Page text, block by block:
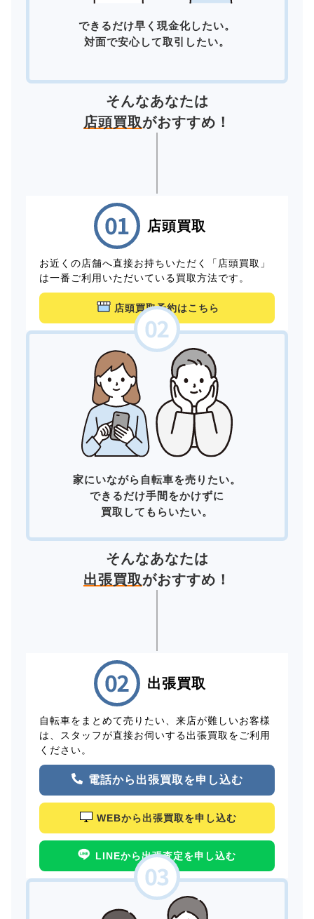
できるだけ早く現金化したい。
対面で安心して取引したい。
そんなあなたは
店頭買取がおすすめ！
店頭買取
お近くの店舗へ直接お持ちいただく「店頭買取」
は一番ご利用いただいている買取方法です。
店頭買取予約はこちら
家にいながら自転車を売りたい。
できるだけ手間をかけずに
買取してもらいたい。
そんなあなたは
出張買取がおすすめ！
出張買取
自転車をまとめて売りたい、来店が難しいお客様
は、スタッフが直接お伺いする出張買取をご利用
ください。
電話から出張買取を申し込む
WEBから出張買取を申し込む
LINEから出張査定を申し込む